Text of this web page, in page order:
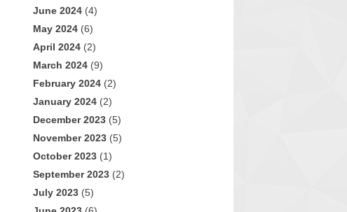
June 2024 (4)
May 2024 (6)
April 2024 (2)
March 2024 (9)
February 2024 (2)
January 2024 (2)
December 2023 (5)
November 2023 (5)
October 2023 (1)
September 2023 (2)
July 2023 (5)